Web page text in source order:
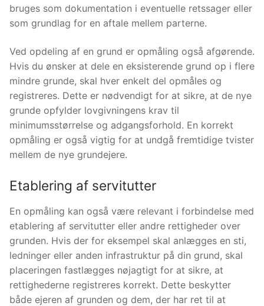
bruges som dokumentation i eventuelle retssager eller
som grundlag for en aftale mellem parterne.
Ved opdeling af en grund er opmåling også afgørende.
Hvis du ønsker at dele en eksisterende grund op i flere
mindre grunde, skal hver enkelt del opmåles og
registreres. Dette er nødvendigt for at sikre, at de nye
grunde opfylder lovgivningens krav til
minimumsstørrelse og adgangsforhold. En korrekt
opmåling er også vigtig for at undgå fremtidige tvister
mellem de nye grundejere.
Etablering af servitutter
En opmåling kan også være relevant i forbindelse med
etablering af servitutter eller andre rettigheder over
grunden. Hvis der for eksempel skal anlægges en sti,
ledninger eller anden infrastruktur på din grund, skal
placeringen fastlægges nøjagtigt for at sikre, at
rettighederne registreres korrekt. Dette beskytter
både ejeren af grunden og dem, der har ret til at